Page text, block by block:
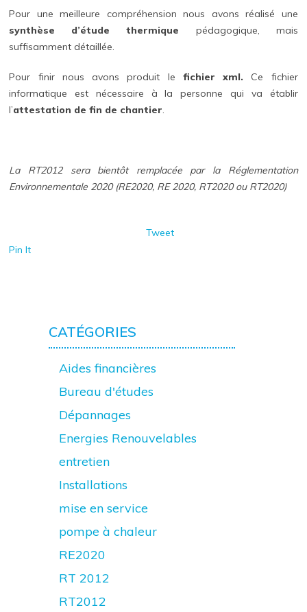
Pour une meilleure compréhension nous avons réalisé une
synthèse d’étude thermique pédagogique, mais
suffisamment détaillée.
Pour finir nous avons produit le fichier xml. Ce fichier
informatique est nécessaire à la personne qui va établir
l’attestation de fin de chantier.
La RT2012 sera bientôt remplacée par la Réglementation
Environnementale 2020 (RE2020, RE 2020, RT2020 ou RT2020)
Tweet
Pin It
CATÉGORIES
Aides financières
Bureau d'études
Dépannages
Energies Renouvelables
entretien
Installations
mise en service
pompe à chaleur
RE2020
RT 2012
RT2012